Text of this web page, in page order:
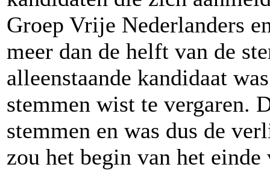
Groep Vrije Nederlanders
meer dan de helft van de
alleenstaande kandidaat
stemmen wist te vergaren.
stemmen en was dus de
zou het begin van het